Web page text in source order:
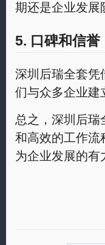
期还是企业发展
5. 口碑和信誉
深圳后瑞全套凭
们与众多企业建
总之，深圳后瑞
和高效的工作流
为企业发展的有